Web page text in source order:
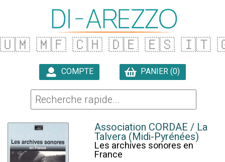
🇺🇲 🇲🇫 🇨🇭 🇩🇪 🇪🇸 🇮🇹
COMPTE PANIER (0)
Association CORDAE / La
Talvera (Midi-Pyrénées)
Les archives sonores en
France